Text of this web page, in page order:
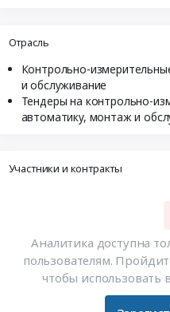
Отрасль
Контрольно-
и обслуживание
Тендеры на контрольно-
автоматику, монтаж и
Участники и контракты
Аналитика доступна
пользователям.
чтобы использовать